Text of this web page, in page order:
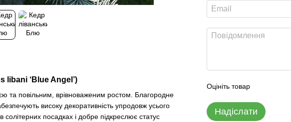
libani ‘Blue Angel’)
та повільним, врівноваженим ростом. Благородне
високу декоративність упродовж усього
посадках і добре підкреслює статус
Оцініть товар
Надіслати